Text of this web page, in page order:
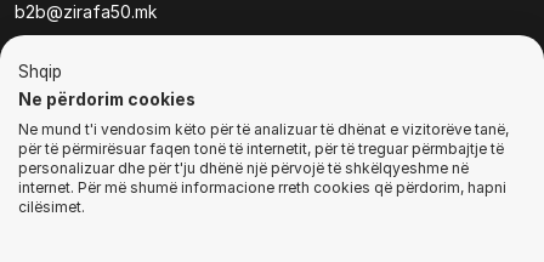
b2b@zirafa50.mk
© Të gjitha të drejtat e rezervuara
Shqip
Ne përdorim cookies
Ne mund t'i vendosim këto për të analizuar të dhënat e vizitorëve tanë,
për të përmirësuar faqen tonë të internetit, për të treguar përmbajtje të
personalizuar dhe për t'ju dhënë një përvojë të shkëlqyeshme në
internet. Për më shumë informacione rreth cookies që përdorim, hapni
cilësimet.